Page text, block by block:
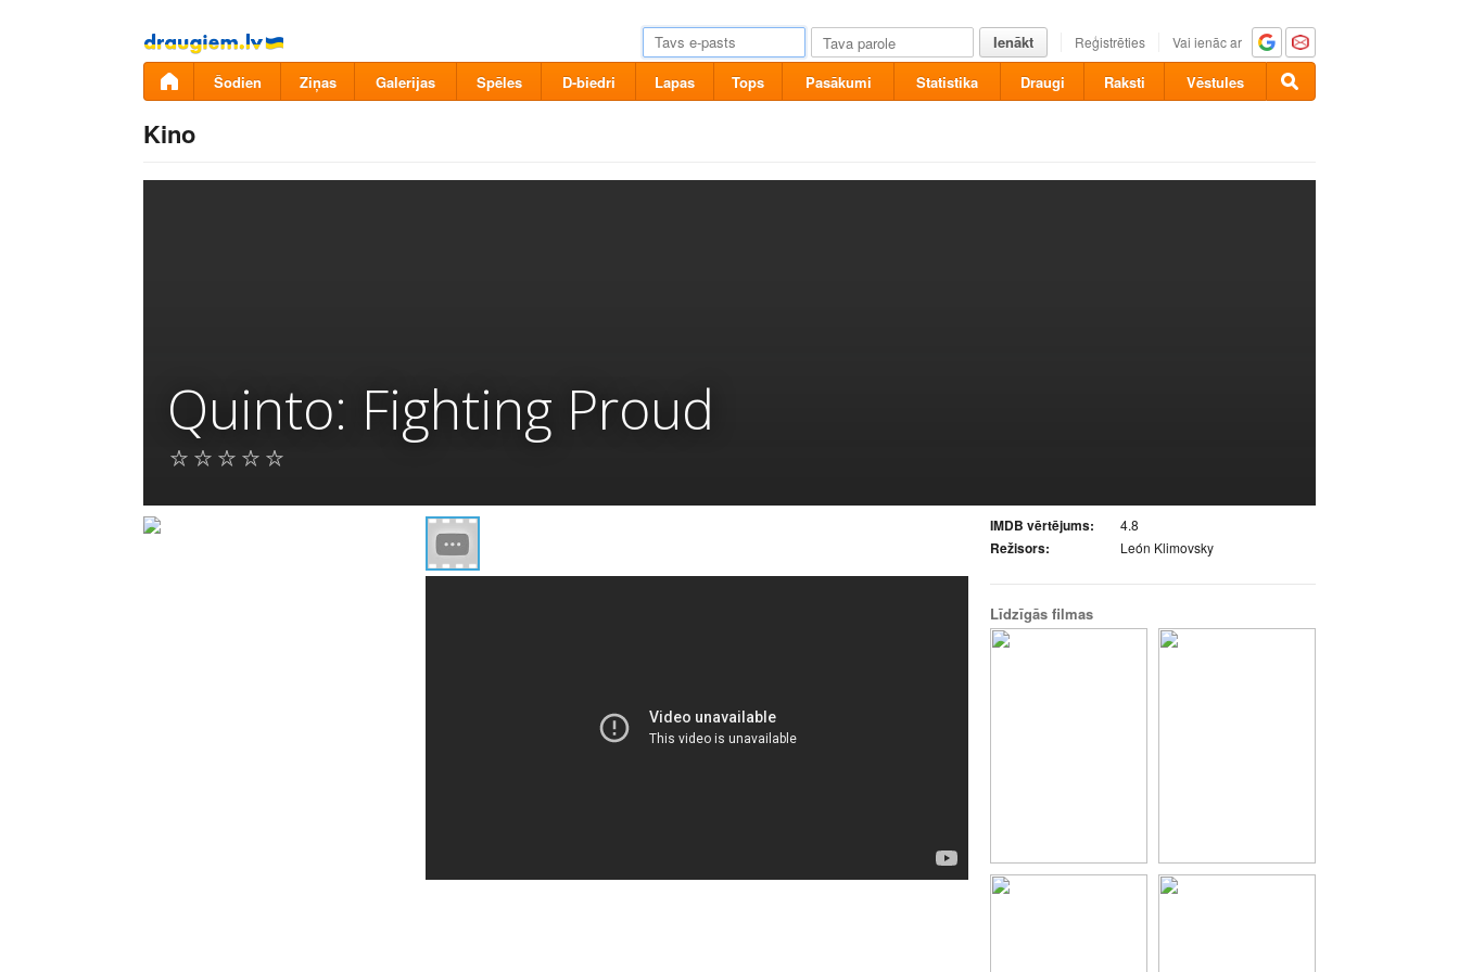
Pāriet
uz
saturu
Ienākt Reģistrēties Vai ienāc ar
Šodien Ziņas Galerijas Spēles D-biedri Lapas Tops Pasākumi Statistika Draugi Raksti Vēstules
Kino
Quinto: Fighting Proud
IMDB vērtējums: 4.8
Režisors: León Klimovsky
Līdzīgās filmas